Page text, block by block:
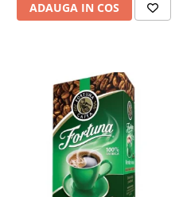
ADAUGA IN COS